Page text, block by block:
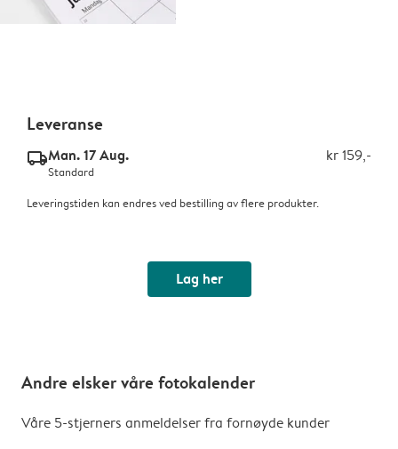
Leveranse
delivery_standard_v2Man. 17 Aug. kr 159,-
Standard
Leveringstiden kan endres ved bestilling av flere produkter.
Lag her
Andre elsker våre fotokalender
Våre 5-stjerners anmeldelser fra fornøyde kunder